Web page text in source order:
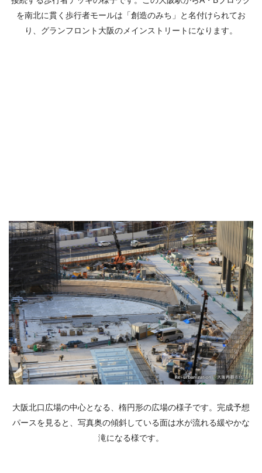
を南北に貫く歩行者モールは「創造のみち」と名付けられてお
り、グランフロント大阪のメインストリートになります。
大阪北口広場の中心となる、楕円形の広場の様子です。完成予想
パースを見ると、写真奥の傾斜している面は水が流れる緩やかな
滝になる様です。